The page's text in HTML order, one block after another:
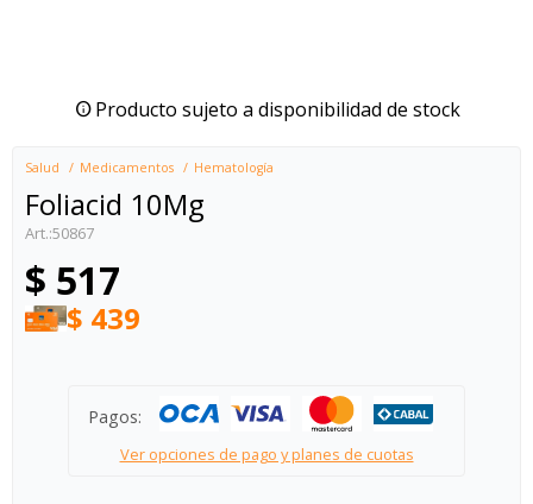
Producto sujeto a disponibilidad de stock
Salud Medicamentos Hematología
Foliacid 10Mg
50867
$ 517
$ 439
Pagos:
Ver opciones de pago y planes de cuotas